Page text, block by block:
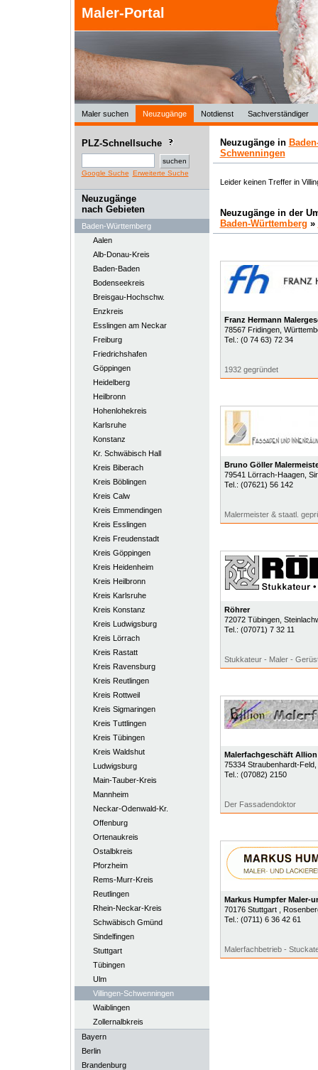
Maler-Portal
Maler suchen Neuzugänge Notdienst Sachverständiger
PLZ-Schnellsuche
Google Suche Erweiterte Suche
Neuzugänge
nach Gebieten
Baden-Württemberg
Aalen
Alb-Donau-Kreis
Baden-Baden
Bodenseekreis
Breisgau-Hochschw.
Enzkreis
Esslingen am Neckar
Freiburg
Friedrichshafen
Göppingen
Heidelberg
Heilbronn
Hohenlohekreis
Karlsruhe
Konstanz
Kr. Schwäbisch Hall
Kreis Biberach
Kreis Böblingen
Kreis Calw
Kreis Emmendingen
Kreis Esslingen
Kreis Freudenstadt
Kreis Göppingen
Kreis Heidenheim
Kreis Heilbronn
Kreis Karlsruhe
Kreis Konstanz
Kreis Ludwigsburg
Kreis Lörrach
Kreis Rastatt
Kreis Ravensburg
Kreis Reutlingen
Kreis Rottweil
Kreis Sigmaringen
Kreis Tuttlingen
Kreis Tübingen
Kreis Waldshut
Ludwigsburg
Main-Tauber-Kreis
Mannheim
Neckar-Odenwald-Kr.
Offenburg
Ortenaukreis
Ostalbkreis
Pforzheim
Rems-Murr-Kreis
Reutlingen
Rhein-Neckar-Kreis
Schwäbisch Gmünd
Sindelfingen
Stuttgart
Tübingen
Ulm
Villingen-Schwenningen
Waiblingen
Zollernalbkreis
Bayern
Berlin
Brandenburg
Neuzugänge in
Schwenningen
Leider keinen Treffer in
Neuzugänge in der
Baden-Württemberg »
Franz Hermann
78567 Fridingen,
Tel.: (0 74 63) 72 34
1932 gegründet
Bruno Göller
79541 Lörrach-Haagen,
Tel.: (07621) 56 142
Malermeister & staatl.
Röhrer
72072 Tübingen,
Tel.: (07071) 7 32 11
Stukkateur - Maler -
Malerfachgeschäft
75334 Straubenhardt-Feld,
Tel.: (07082) 2150
Der Fassadendoktor
Markus Humpfer Maler-
70176 Stuttgart
,
Tel.: (0711) 6 36 42 61
Malerfachbetrieb -